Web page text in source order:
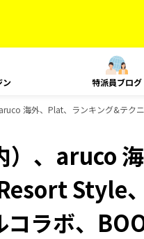
ン 特派員ブログ
海外、Plat、ランキング&テク
）、aruco
Style、
ラボ、